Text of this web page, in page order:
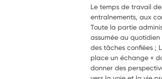
Le temps de travail
entraînements, aux
Toute la partie
assumée au
des tâches confiées ;
place un échange «
donner des